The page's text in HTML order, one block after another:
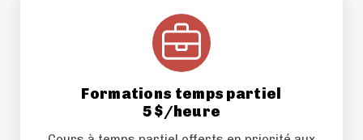
Formations temps partiel
5 $/heure